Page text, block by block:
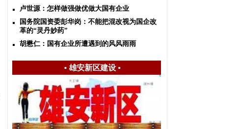
卢世源：怎样做强做优做大国有企业
国务院国资委彭华岗：不能把混改视为国企改
革的“灵丹妙药”
胡懋仁：国有企业所遭遇到的风风雨雨
• 雄安新区建设•